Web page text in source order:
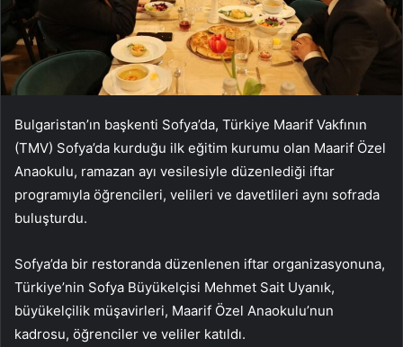
Bulgaristan’ın başkenti Sofya’da, Türkiye Maarif Vakfının
(TMV) Sofya’da kurduğu ilk eğitim kurumu olan Maarif Özel
Anaokulu, ramazan ayı vesilesiyle düzenlediği iftar
programıyla öğrencileri, velileri ve davetlileri aynı sofrada
buluşturdu.
Sofya’da bir restoranda düzenlenen iftar organizasyonuna,
Türkiye’nin Sofya Büyükelçisi Mehmet Sait Uyanık,
büyükelçilik müşavirleri, Maarif Özel Anaokulu’nun
kadrosu, öğrenciler ve veliler katıldı.